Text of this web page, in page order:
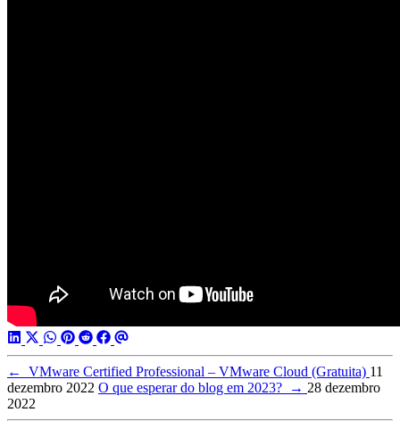
← VMware Certified Professional – VMware Cloud (Gratuita) 11
dezembro 2022 O que esperar do blog em 2023? → 28 dezembro
2022